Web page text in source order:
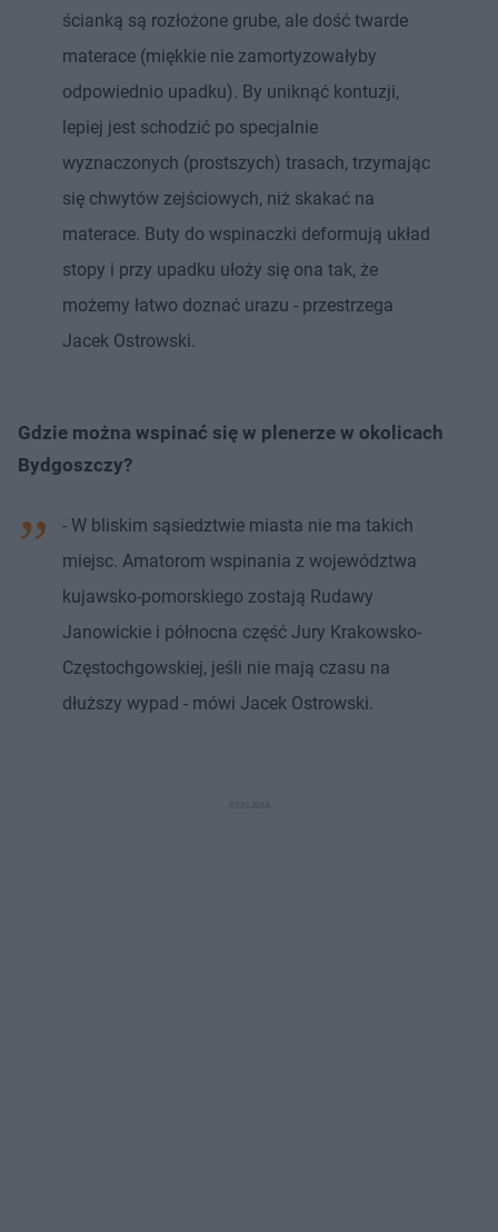
ścianką są rozłożone grube, ale dość twarde
materace (miękkie nie zamortyzowałyby
odpowiednio upadku). By uniknąć kontuzji,
lepiej jest schodzić po specjalnie
wyznaczonych (prostszych) trasach, trzymając
się chwytów zejściowych, niż skakać na
materace. Buty do wspinaczki deformują układ
stopy i przy upadku ułoży się ona tak, że
możemy łatwo doznać urazu - przestrzega
Jacek Ostrowski.
Gdzie można wspinać się w plenerze w okolicach
Bydgoszczy?
- W bliskim sąsiedztwie miasta nie ma takich
miejsc. Amatorom wspinania z województwa
kujawsko-pomorskiego zostają Rudawy
Janowickie i północna część Jury Krakowsko-
Częstochgowskiej, jeśli nie mają czasu na
dłuższy wypad - mówi Jacek Ostrowski.